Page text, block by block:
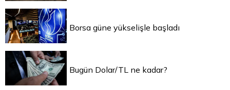
Borsa güne yükselişle başladı
Bugün Dolar/TL ne kadar?